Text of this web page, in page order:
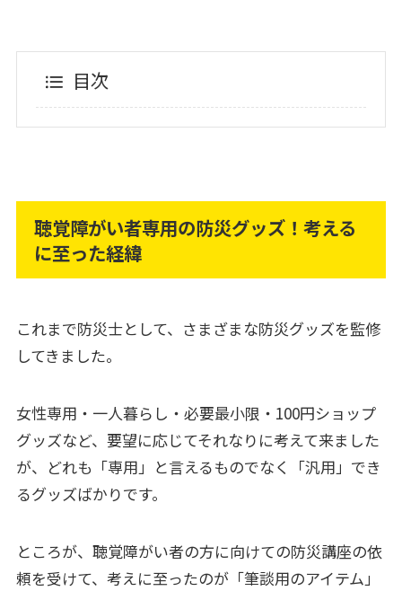
目次
聴覚障がい者専用の防災グッズ！考える
に至った経緯
これまで防災士として、さまざまな防災グッズを監修
してきました。
女性専用・一人暮らし・必要最小限・100円ショップ
グッズなど、要望に応じてそれなりに考えて来ました
が、どれも「専用」と言えるものでなく「汎用」でき
るグッズばかりです。
ところが、聴覚障がい者の方に向けての防災講座の依
頼を受けて、考えに至ったのが「筆談用のアイテム」